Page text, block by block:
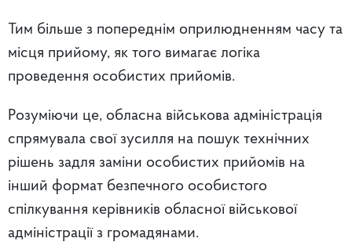
Тим більше з попереднім оприлюдненням часу та
місця прийому, як того вимагає логіка
проведення особистих прийомів.
Розуміючи це, обласна військова адміністрація
спрямувала свої зусилля на пошук технічних
рішень задля заміни особистих прийомів на
інший формат безпечного особистого
спілкування керівників обласної військової
адміністрації з громадянами.